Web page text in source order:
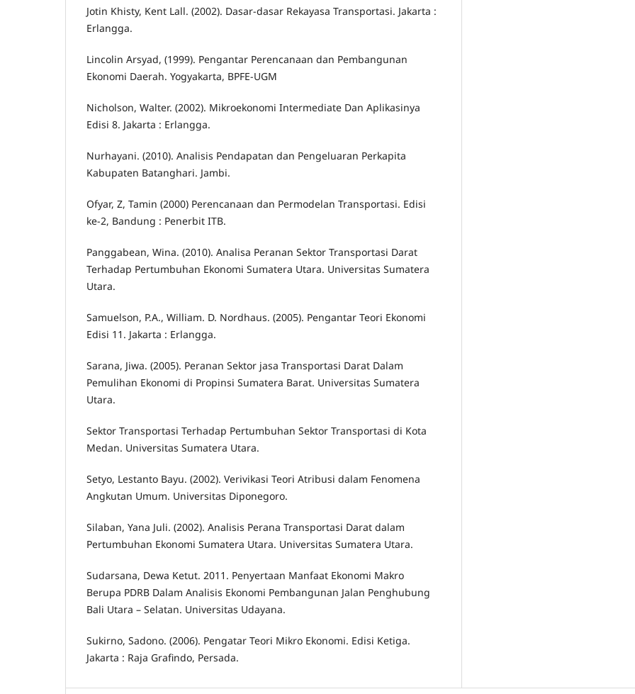
Jotin Khisty, Kent Lall. (2002). Dasar-dasar Rekayasa Transportasi. Jakarta :
Erlangga.
Lincolin Arsyad, (1999). Pengantar Perencanaan dan Pembangunan
Ekonomi Daerah. Yogyakarta, BPFE-UGM
Nicholson, Walter. (2002). Mikroekonomi Intermediate Dan Aplikasinya
Edisi 8. Jakarta : Erlangga.
Nurhayani. (2010). Analisis Pendapatan dan Pengeluaran Perkapita
Kabupaten Batanghari. Jambi.
Ofyar, Z, Tamin (2000) Perencanaan dan Permodelan Transportasi. Edisi
ke-2, Bandung : Penerbit ITB.
Panggabean, Wina. (2010). Analisa Peranan Sektor Transportasi Darat
Terhadap Pertumbuhan Ekonomi Sumatera Utara. Universitas Sumatera
Utara.
Samuelson, P.A., William. D. Nordhaus. (2005). Pengantar Teori Ekonomi
Edisi 11. Jakarta : Erlangga.
Sarana, Jiwa. (2005). Peranan Sektor jasa Transportasi Darat Dalam
Pemulihan Ekonomi di Propinsi Sumatera Barat. Universitas Sumatera
Utara.
Sektor Transportasi Terhadap Pertumbuhan Sektor Transportasi di Kota
Medan. Universitas Sumatera Utara.
Setyo, Lestanto Bayu. (2002). Verivikasi Teori Atribusi dalam Fenomena
Angkutan Umum. Universitas Diponegoro.
Silaban, Yana Juli. (2002). Analisis Perana Transportasi Darat dalam
Pertumbuhan Ekonomi Sumatera Utara. Universitas Sumatera Utara.
Sudarsana, Dewa Ketut. 2011. Penyertaan Manfaat Ekonomi Makro
Berupa PDRB Dalam Analisis Ekonomi Pembangunan Jalan Penghubung
Bali Utara – Selatan. Universitas Udayana.
Sukirno, Sadono. (2006). Pengatar Teori Mikro Ekonomi. Edisi Ketiga.
Jakarta : Raja Grafindo, Persada.